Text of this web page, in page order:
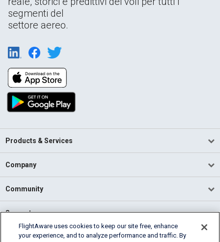
segmenti del
settore aereo.
Products & Services
Company
Community
Support
English (USA)
FlightAware uses cookies to keep our site free, enhance
your experience, and to analyze performance and traffic. By